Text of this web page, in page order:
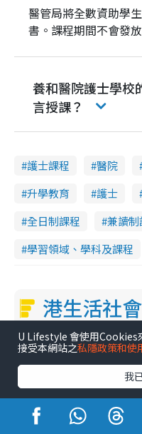
醫管局將全數資助學
書。課程期間不會發
養和醫院護士學校
言授課？
護士課程 醫院
升學教育
護士
全日制課程
兼讀制
學習領域、學科及課程
港生活社
1
3
U Lifestyle 會使用Cookies
接受本網站之私隱政策和使
我